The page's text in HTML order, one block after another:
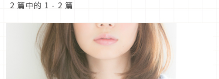
2 篇中的 1 - 2 篇